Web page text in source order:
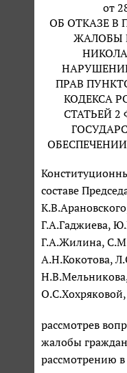
от
ОБ ОТКАЗЕ В
ЖАЛОБЫ
ПРАВ
КОДЕКСА
СТАТЬЕЙ 2
составе
Г.А.Гаджиева,
Г.А.Жилина,
А.Н.Кокотова,
О.С.Хохряковой,
рассмотрев
жалобы
рассмотрению